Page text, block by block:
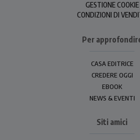
GESTIONE COOKIE
CONDIZIONI DI
Per
CASA EDITRICE
CREDERE OGGI
EBOOK
NEWS & EVENTI
Siti amici